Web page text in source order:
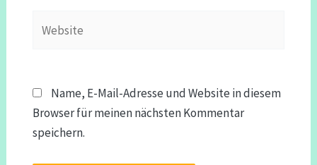
Name, E-Mail-Adresse und Website in diesem
Browser für meinen nächsten Kommentar
speichern.